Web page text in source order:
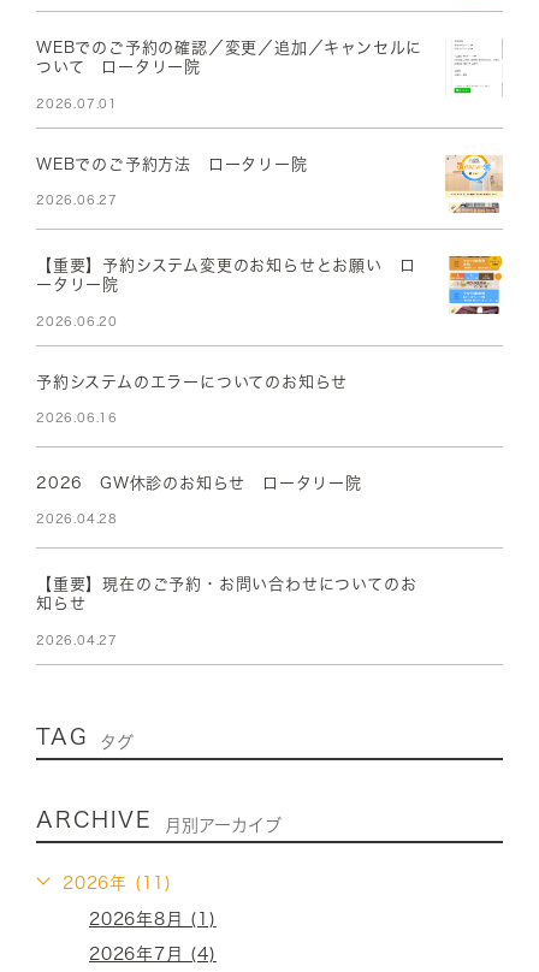
WEBでのご予約の確認／変更／追加／キャンセルに
ついて ロータリー院
2026.07.01
WEBでのご予約方法 ロータリー院
2026.06.27
【重要】予約システム変更のお知らせとお願い ロ
ータリー院
2026.06.20
予約システムのエラーについてのお知らせ
2026.06.16
2026 GW休診のお知らせ ロータリー院
2026.04.28
【重要】現在のご予約・お問い合わせについてのお
知らせ
2026.04.27
TAG タグ
ARCHIVE 月別アーカイブ
2026年 (11)
2026年8月 (1)
2026年7月 (4)